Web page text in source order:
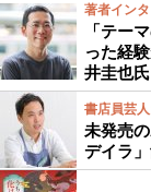
著者イン
「テー
った経
井圭也氏
書店員芸
未発売
デイラ